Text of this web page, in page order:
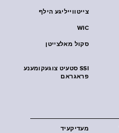
צייטווייליגע הילף
WIC
סקול מאלצייטן
SSI סטעיט צוגעקומענע
פראגראם
מעדיקעיד